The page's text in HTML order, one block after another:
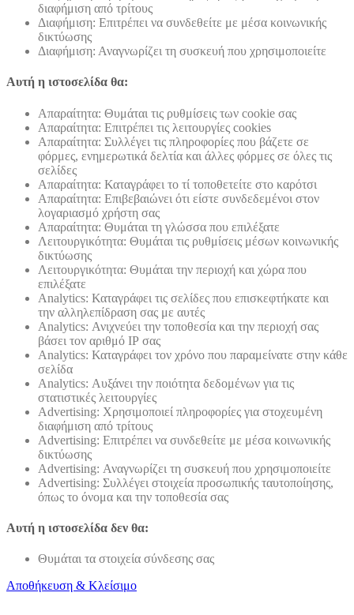
διαφήμιση από τρίτους
Διαφήμιση: Επιτρέπει να συνδεθείτε με μέσα κοινωνικής
δικτύωσης
Διαφήμιση: Αναγνωρίζει τη συσκευή που χρησιμοποιείτε
Αυτή η ιστοσελίδα θα:
Απαραίτητα: Θυμάται τις ρυθμίσεις των cookie σας
Απαραίτητα: Επιτρέπει τις λειτουργίες cookies
Απαραίτητα: Συλλέγει τις πληροφορίες που βάζετε σε
φόρμες, ενημερωτικά δελτία και άλλες φόρμες σε όλες τις
σελίδες
Απαραίτητα: Καταγράφει το τί τοποθετείτε στο καρότσι
Απαραίτητα: Επιβεβαιώνει ότι είστε συνδεδεμένοι στον
λογαριασμό χρήστη σας
Απαραίτητα: Θυμάται τη γλώσσα που επιλέξατε
Λειτουργικότητα: Θυμάται τις ρυθμίσεις μέσων κοινωνικής
δικτύωσης
Λειτουργικότητα: Θυμάται την περιοχή και χώρα που
επιλέξατε
Analytics: Καταγράφει τις σελίδες που επισκεφτήκατε και
την αλληλεπίδραση σας με αυτές
Analytics: Ανιχνεύει την τοποθεσία και την περιοχή σας
βάσει τον αριθμό ΙΡ σας
Analytics: Καταγράφει τον χρόνο που παραμείνατε στην κάθε
σελίδα
Analytics: Αυξάνει την ποιότητα δεδομένων για τις
στατιστικές λειτουργίες
Advertising: Χρησιμοποιεί πληροφορίες για στοχευμένη
διαφήμιση από τρίτους
Advertising: Επιτρέπει να συνδεθείτε με μέσα κοινωνικής
δικτύωσης
Advertising: Αναγνωρίζει τη συσκευή που χρησιμοποιείτε
Advertising: Συλλέγει στοιχεία προσωπικής ταυτοποίησης,
όπως το όνομα και την τοποθεσία σας
Αυτή η ιστοσελίδα δεν θα:
Θυμάται τα στοιχεία σύνδεσης σας
Αποθήκευση & Κλείσιμο